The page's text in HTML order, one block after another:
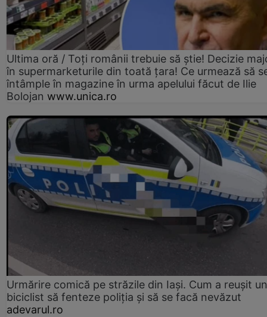
Ultima oră / Toți românii trebuie să știe! Decizie
în supermarketurile din toată țara! Ce urmează să
întâmple în magazine în urma apelului făcut de Ilie
Bolojan www.unica.ro
Urmărire comică pe străzile din Iași. Cum a reușit un
biciclist să fenteze poliția și să se facă nevăzut
adevarul.ro